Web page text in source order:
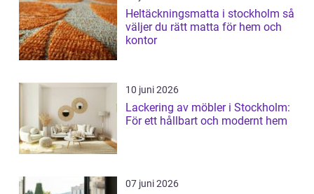
Heltäckningsmatta i stockholm så
väljer du rätt matta för hem och
kontor
10 juni 2026
Lackering av möbler i Stockholm:
För ett hållbart och modernt hem
07 juni 2026